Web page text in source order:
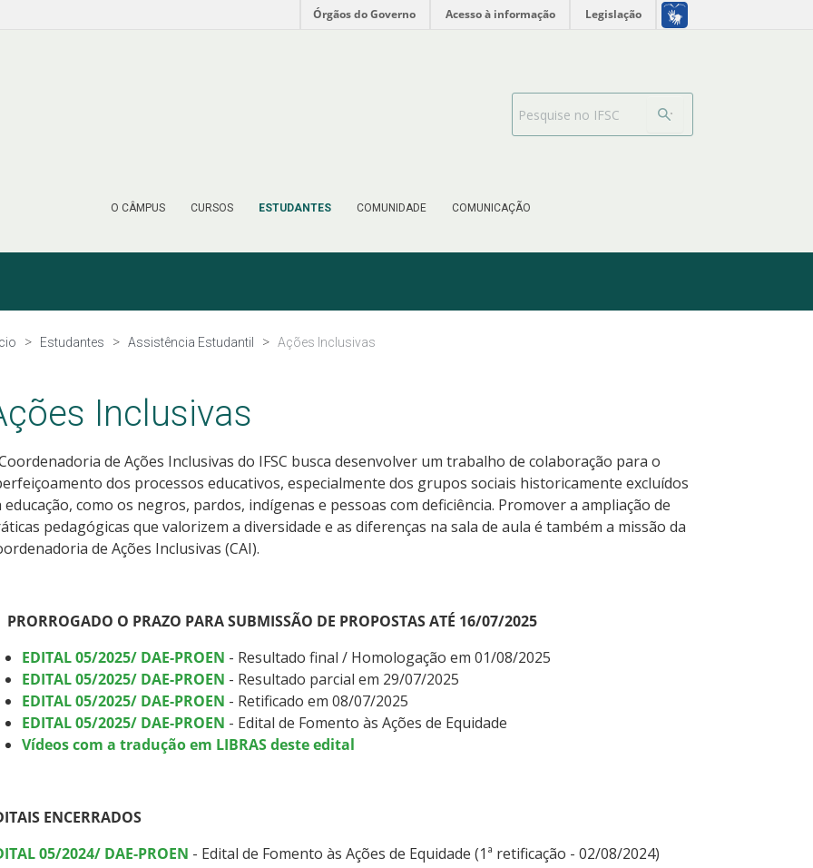
Órgãos do Governo Acesso à informação Legislação
O CÂMPUS CURSOS ESTUDANTES COMUNIDADE COMUNICAÇÃO
Barra de busca
Estudantes Assistência Estudantil Ações Inclusivas
Inclusivas
de Ações Inclusivas do IFSC busca desenvolver um trabalho de colaboração para o
dos processos educativos, especialmente dos grupos sociais historicamente excluídos
educação, como os negros, pardos, indígenas e pessoas com deficiência. Promover a ampliação de
pedagógicas que valorizem a diversidade e as diferenças na sala de aula é também a missão da
de Ações Inclusivas (CAI).
PRORROGADO O PRAZO PARA SUBMISSÃO DE PROPOSTAS ATÉ 16/07/2025
EDITAL 05/2025/ DAE-PROEN - Resultado final / Homologação em 01/08/2025
EDITAL 05/2025/ DAE-PROEN - Resultado parcial em 29/07/2025
EDITAL 05/2025/ DAE-PROEN - Retificado em 08/07/2025
EDITAL 05/2025/ DAE-PROEN - Edital de Fomento às Ações de Equidade
Vídeos com a tradução em LIBRAS deste edital
ENCERRADOS
05/2024/ DAE-PROEN - Edital de Fomento às Ações de Equidade (1ª retificação - 02/08/2024)